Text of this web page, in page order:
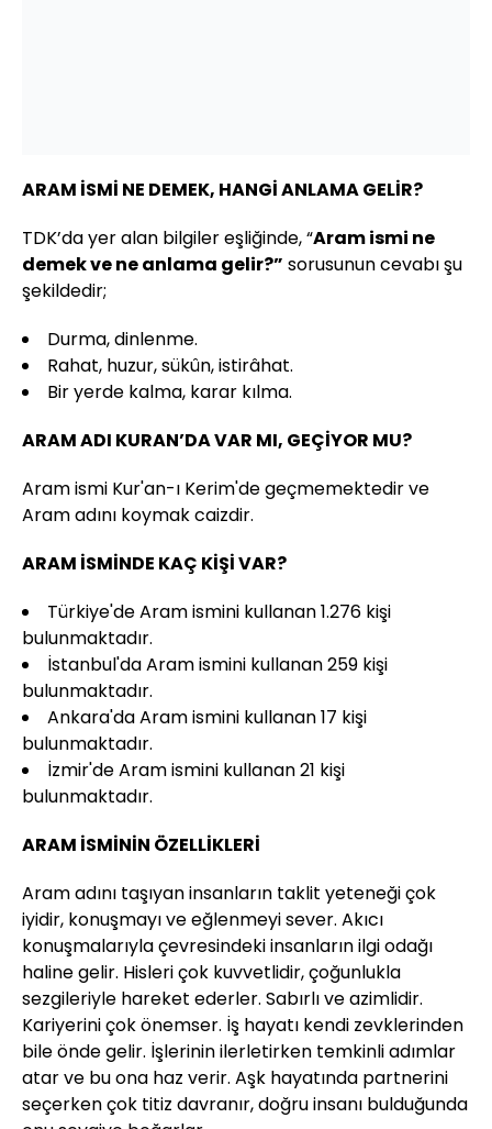
ARAM İSMİ NE DEMEK, HANGİ ANLAMA GELİR?
TDK’da yer alan bilgiler eşliğinde, “Aram ismi ne
demek ve ne anlama gelir?” sorusunun cevabı şu
şekildedir;
Durma, dinlenme.
Rahat, huzur, sükûn, istirâhat.
Bir yerde kalma, karar kılma.
ARAM ADI KURAN’DA VAR MI, GEÇİYOR MU?
Aram ismi Kur'an-ı Kerim'de geçmemektedir ve
Aram adını koymak caizdir.
ARAM İSMİNDE KAÇ KİŞİ VAR?
Türkiye'de Aram ismini kullanan 1.276 kişi
bulunmaktadır.
İstanbul'da Aram ismini kullanan 259 kişi
bulunmaktadır.
Ankara'da Aram ismini kullanan 17 kişi
bulunmaktadır.
İzmir'de Aram ismini kullanan 21 kişi
bulunmaktadır.
ARAM İSMİNİN ÖZELLİKLERİ
Aram adını taşıyan insanların taklit yeteneği çok
iyidir, konuşmayı ve eğlenmeyi sever. Akıcı
konuşmalarıyla çevresindeki insanların ilgi odağı
haline gelir. Hisleri çok kuvvetlidir, çoğunlukla
sezgileriyle hareket ederler. Sabırlı ve azimlidir.
Kariyerini çok önemser. İş hayatı kendi zevklerinden
bile önde gelir. İşlerinin ilerletirken temkinli adımlar
atar ve bu ona haz verir. Aşk hayatında partnerini
seçerken çok titiz davranır, doğru insanı bulduğunda